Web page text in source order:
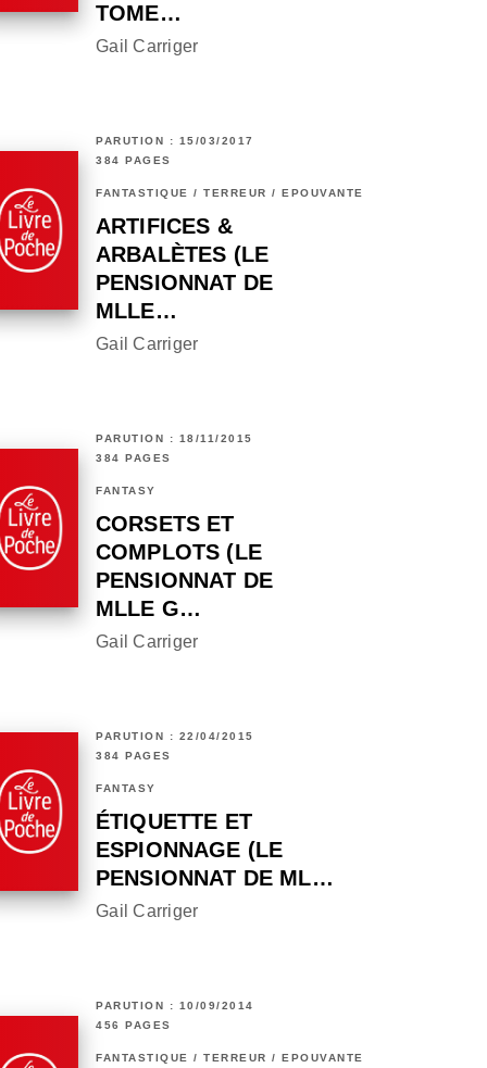
TOME…
Gail Carriger
PARUTION : 15/03/2017
384 PAGES
FANTASTIQUE / TERREUR / EPOUVANTE
ARTIFICES &
ARBALÈTES (LE
PENSIONNAT DE
MLLE…
Gail Carriger
PARUTION : 18/11/2015
384 PAGES
FANTASY
CORSETS ET
COMPLOTS (LE
PENSIONNAT DE
MLLE G…
Gail Carriger
PARUTION : 22/04/2015
384 PAGES
FANTASY
ÉTIQUETTE ET
ESPIONNAGE (LE
PENSIONNAT DE ML…
Gail Carriger
PARUTION : 10/09/2014
456 PAGES
FANTASTIQUE / TERREUR / EPOUVANTE